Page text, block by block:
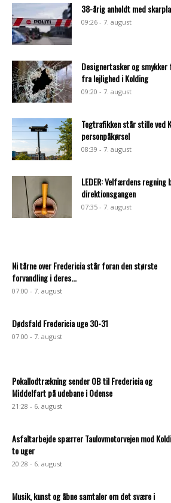
38-årig anholdt med
09:26 - 7. august
Designertasker og
fra lejlighed i Kolding
09:20 - 7. august
Togtrafikken står stille ved
personpåkørsel
08:39 - 7. august
LEDER: Velfærdens
direktionsgangen
07:35 - 7. august
Ni tårne over Fredericia står foran den største
forvandling i deres...
07:00 - 7. august
Dødsfald Fredericia uge 30-31
07:00 - 7. august
Pokallodtrækning sender OB til Fredericia og
Middelfart på udebane i Odense
21:28 - 6. august
Asfaltarbejde spærrer Taulovmotorvejen mod
to uger
20:28 - 6. august
Musik, kunst og åbne samtaler om det svære i